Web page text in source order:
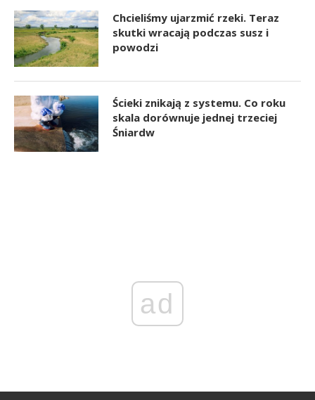
Chcieliśmy ujarzmić rzeki. Teraz
skutki wracają podczas susz i
powodzi
Ścieki znikają z systemu. Co roku
skala dorównuje jednej trzeciej
Śniardw
ad